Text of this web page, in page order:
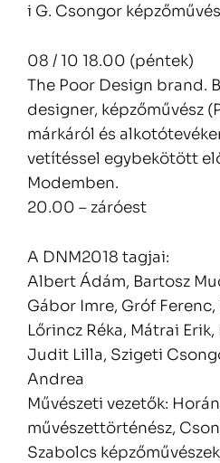
i G. Csongor
08 / 10 18.00 (péntek)
The Poor Design brand.
designer, képzőművész
márkáról és
vetítéssel egybekötött
Modemben.
20.00 – záróest
A DNM2018 tagjai:
Albert Ádám, Bartosz
Gábor Imre, Gróf
Lőrincz Réka, Mátrai
Judit Lilla, Szigeti
Andrea
Művészeti vezetők:
művészettörténész,
Szabolcs képzőművészek